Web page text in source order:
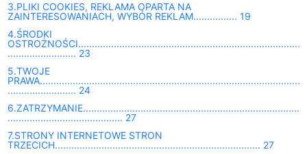
3.PLIKI COOKIES, REKLAMA OPARTA NA
ZAINTERESOWANIACH, WYBÓR REKLAM................ 19
4.ŚRODKI
OSTROŻNOŚCI.................................................................................
......................... 23
5.TWOJE
PRAWA...............................................................................................
......................... 24
6.ZATRZYMANIE...............................................................................
.......................................... 27
7.STRONY INTERNETOWE STRON
TRZECICH........................................................................... 27